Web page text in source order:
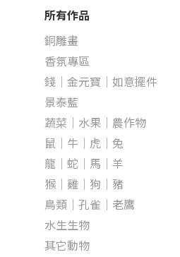
所有作品
銅雕畫
香氛專區
錢｜金元寶｜如意擺件
景泰藍
蔬菜｜水果｜農作物
鼠｜牛｜虎｜兔
龍｜蛇｜馬｜羊
猴｜雞｜狗｜豬
鳥類｜孔雀｜老鷹
水生生物
其它動物